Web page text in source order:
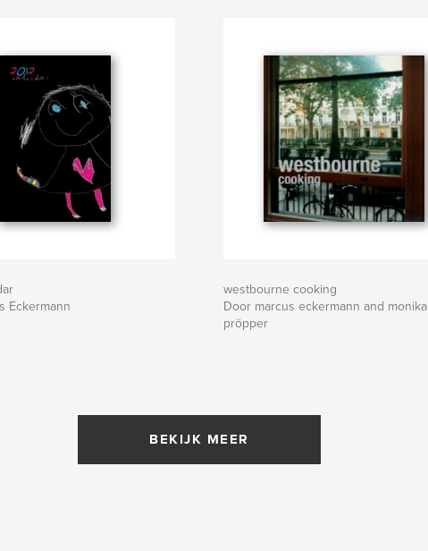
Eckermann
westbourne cooking
Door marcus eckermann and monika
pröpper
BEKIJK MEER